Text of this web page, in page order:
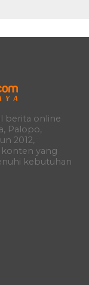
berita online
Palopo,
2012,
yang
kebutuhan